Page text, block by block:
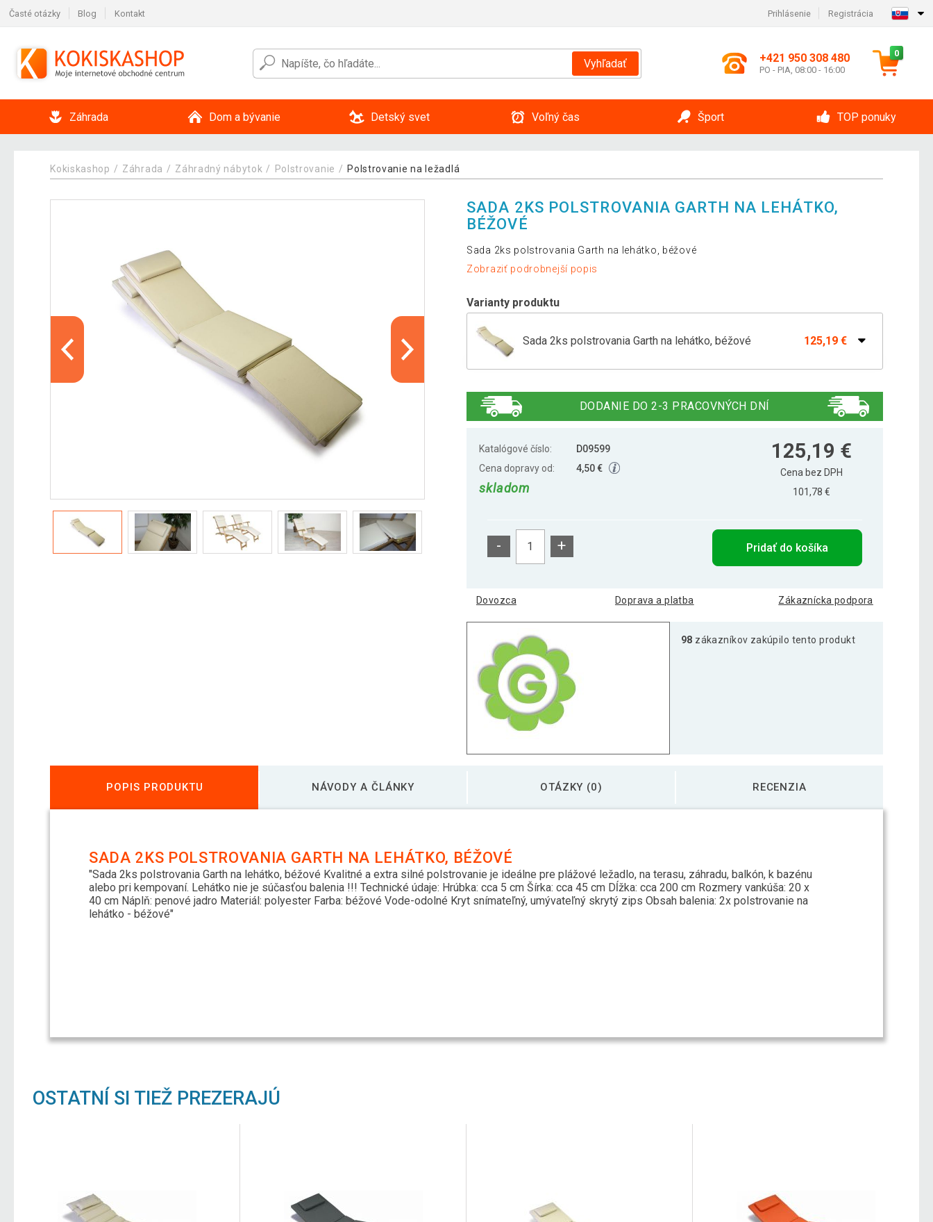
Časté otázky Blog Kontakt Prihlásenie Registrácia
Vyhľadať +421 950 308 480
PO - PIA, 08:00 - 16:00
0
Záhrada Dom a bývanie Detský svet Voľný čas Šport TOP ponuky
Kokiskashop Záhrada Záhradný nábytok Polstrovanie Polstrovanie na ležadlá
SADA 2KS POLSTROVANIA GARTH NA LEHÁTKO,
BÉŽOVÉ
Sada 2ks polstrovania Garth na lehátko, béžové
Zobraziť podrobnejší popis
Varianty produktu
Sada 2ks polstrovania Garth na lehátko, béžové 125,19 €
Sada 2 ks polstrovania pre záhradné lehátka FLORENTINE 125,19 €
DODANIE DO 2-3 PRACOVNÝCH DNÍ
Katalógové číslo:
D09599
Cena dopravy od:
4,50 €
skladom
125,19 €
Cena bez DPH
101,78 €
- + Pridať do košíka
Dovozca Doprava a platba Zákaznícka podpora
98 zákazníkov zakúpilo tento produkt
POPIS PRODUKTU NÁVODY A ČLÁNKY OTÁZKY (0) RECENZIA
SADA 2KS POLSTROVANIA GARTH NA LEHÁTKO, BÉŽOVÉ
"Sada 2ks polstrovania Garth na lehátko, béžové Kvalitné a extra silné polstrovanie je ideálne pre plážové ležadlo, na terasu, záhradu, balkón, k bazénu
alebo pri kempovaní. Lehátko nie je súčasťou balenia !!! Technické údaje: Hrúbka: cca 5 cm Šírka: cca 45 cm Dĺžka: cca 200 cm Rozmery vankúša: 20 x
40 cm Náplň: penové jadro Materiál: polyester Farba: béžové Vode-odolné Kryt snímateľný, umývateľný skrytý zips Obsah balenia: 2x polstrovanie na
lehátko - béžové"
OSTATNÍ SI TIEŽ PREZERAJÚ